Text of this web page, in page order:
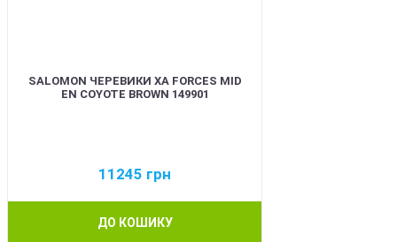
SALOMON ЧЕРЕВИКИ XA FORCES MID
EN COYOTE BROWN 149901
11245 грн
ДО КОШИКУ